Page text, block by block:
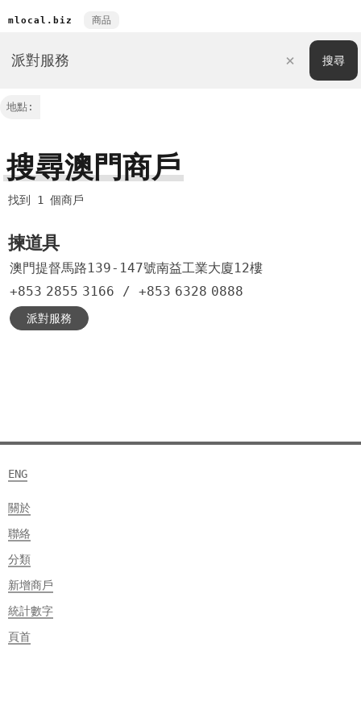
mlocal.biz 商品
地點:
搜尋澳門商戶
找到 1 個商戶
揀道具
澳門提督馬路139-147號南益工業大廈12樓
+853 2855 3166 / +853 6328 0888
派對服務
ENG
關於
聯絡
分類
新增商戶
統計數字
頁首